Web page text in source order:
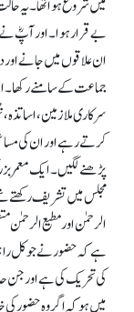
میں شروع ہوا تھا۔ یہ
ان علاقوں میں جانے اور
جماعت کے سامنے رکھا۔
سرکاری ملازمین،
کرتے رہے اور ان کی
پڑھنے لگیں۔ ایک معمر
مجلس میں تشریف
الرحمٰن اور مطیع الرحمٰن
ہے کہ حضور نے جو کل
کی تحریک کی ہے اور جن
میں ہو کہ اگر وہ حضور